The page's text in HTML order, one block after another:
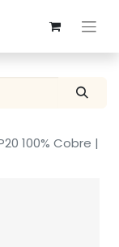
100% Cobre |